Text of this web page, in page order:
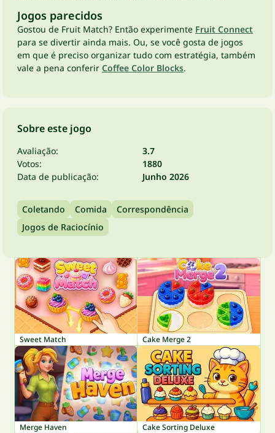
Jogos parecidos
Gostou de Fruit Match? Então experimente Fruit Connect
para se divertir ainda mais. Ou, se você gosta de jogos
em que é preciso organizar tudo com estratégia, também
vale a pena conferir Coffee Color Blocks.
Sobre este jogo
Avaliação:
3.7
Votos:
1880
Data de publicação:
Junho 2026
Coletando Comida
Correspondência
Jogos de Raciocínio
Sweet Match Cake Merge 2
Merge Haven Cake Sorting Deluxe